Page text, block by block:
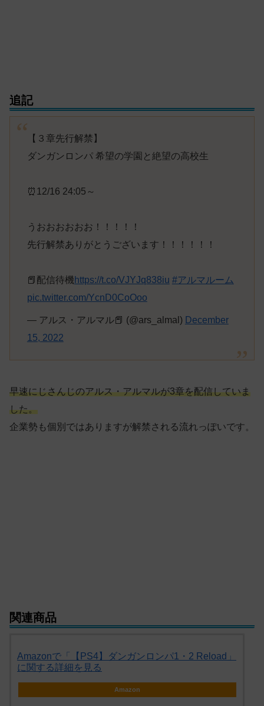
追記
【３章先行解禁】
ダンガンロンパ 希望の学園と絶望の高校生
⏰12/16 24:05～
うおおおおおお！！！！！
先行解禁ありがとうございます！！！！！！
📕配信待機 https://t.co/VJYJq838iu #アルマルーム
pic.twitter.com/YcnD0CoOoo
— アルス・アルマル📕 (@ars_almal) December
15, 2022
早速にじさんじのアルス・アルマルが3章を配信していま
した。
企業勢も個別ではありますが解禁される流れっぽいです。
関連商品
Amazonで「【PS4】ダンガンロンパ1・2 Reload」
に関する詳細を見る
Amazon